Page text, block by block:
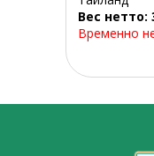
Вес нетто:
Временно